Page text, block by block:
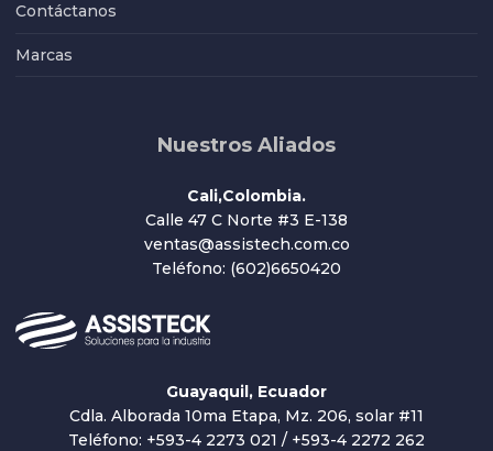
Contáctanos
Marcas
Nuestros Aliados
Cali,Colombia.
Calle 47 C Norte #3 E-138
ventas@assistech.com.co
Teléfono: (602)6650420
Guayaquil, Ecuador
Cdla. Alborada 10ma Etapa, Mz. 206, solar #11
Teléfono: +593-4 2273 021 / +593-4 2272 262